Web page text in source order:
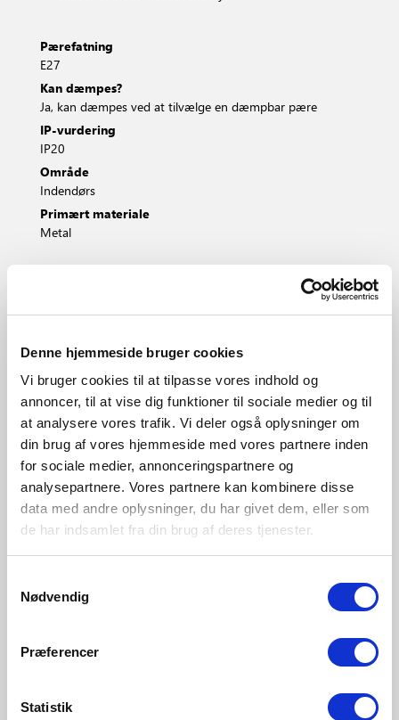
Denne hjemmeside bruger cookies
Vi bruger cookies til at tilpasse vores indhold og
annoncer, til at vise dig funktioner til sociale medier og til
at analysere vores trafik. Vi deler også oplysninger om
din brug af vores hjemmeside med vores partnere inden
for sociale medier, annonceringspartnere og
analysepartnere. Vores partnere kan kombinere disse
data med andre oplysninger, du har givet dem, eller som
de har indsamlet fra din brug af deres tjenester.
Nødvendig
Præferencer
Statistik
Pærefatning
E27
Kan dæmpes?
Ja, kan dæmpes ved at tilvælge en dæmpbar pære
IP-vurdering
IP20
Område
Indendørs
Primært materiale
Metal
Hvid
Sort